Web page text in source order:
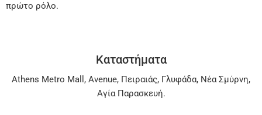
πρώτο ρόλο.
Καταστήματα
Athens Metro Mall , Avenue, Πειραιάς, Γλυφάδα, Νέα Σμύρνη,
Αγία Παρασκευή.